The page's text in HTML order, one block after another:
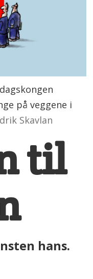
på veggene i
Skavlan
til
hans.